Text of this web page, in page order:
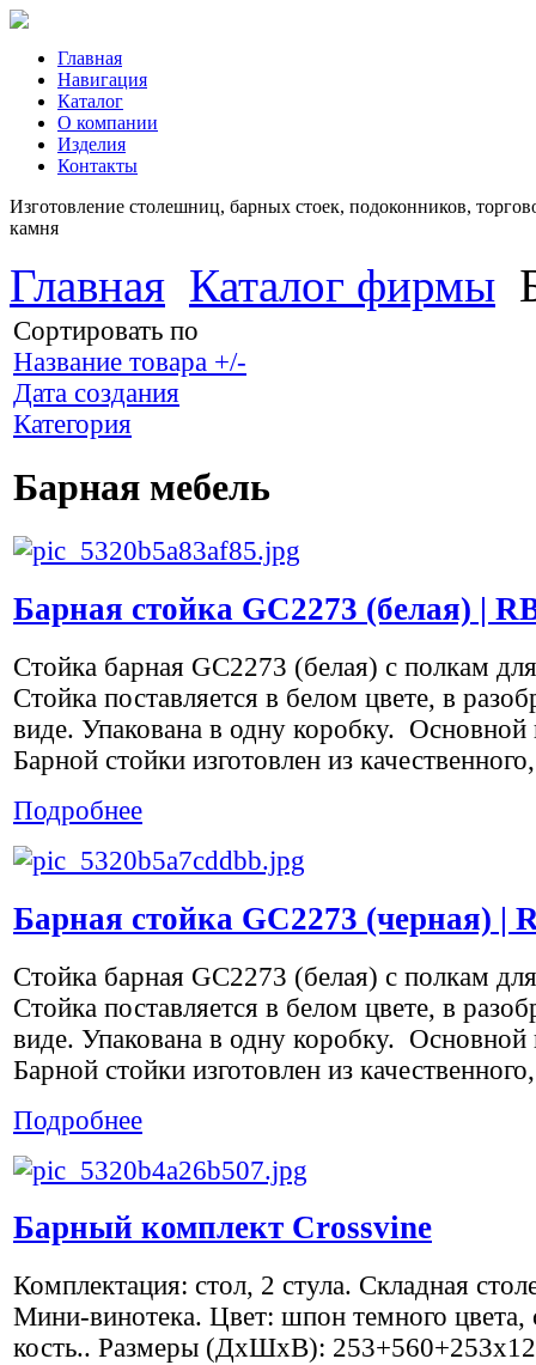
Главная
Навигация
Каталог
О компании
Изделия
Контакты
Изготовление столешниц, барных стоек, подоконников,
камня
Главная Каталог фирмы
Сортировать по
Название товара +/-
Дата создания
Категория
Барная мебель
Барная стойка GC2273 (белая) |
Стойка барная GC2273 (белая) с полкам
Стойка поставляется в белом цвете, в
виде. Упакована в одну коробку. Основной
Барной стойки изготовлен из
Подробнее
Барная стойка GC2273 (черная) |
Стойка барная GC2273 (белая) с полкам
Стойка поставляется в белом цвете, в
виде. Упакована в одну коробку. Основной
Барной стойки изготовлен из
Подробнее
Барный комплект Crossvine
Комплектация: стол, 2 стула. Складная
Мини-винотека. Цвет: шпон темного цвета,
кость.. Размеры (ДхШхВ):